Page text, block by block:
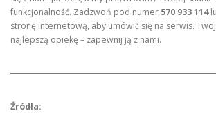
funkcjonalność. Zadzwoń pod numer 570 933 114
stronę internetową, aby umówić się na serwis.
najlepszą opiekę – zapewnij ją z nami.
Źródła: